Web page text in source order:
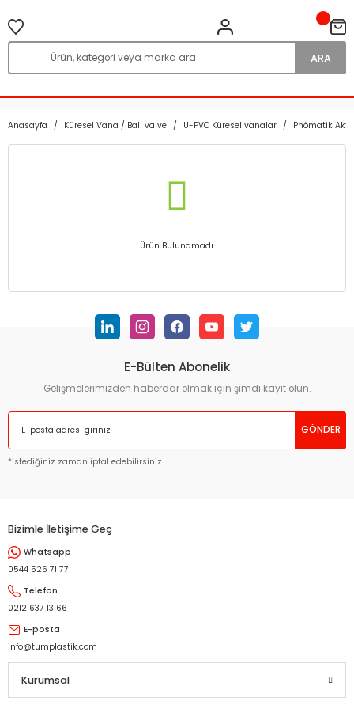
ARA
Anasayfa Küresel Vana / Ball valve U-PVC Küresel vanalar Pnömatik
Ürün Bulunamadı.
E-Bülten Abonelik
Gelişmelerimizden haberdar olmak için şimdi kayıt olun.
GÖNDER
*istediğiniz zaman iptal edebilirsiniz.
Bizimle İletişime Geç
Whatsapp
0544 526 71 77
Telefon
0212 637 13 66
E-posta
info@tumplastik.com
Kurumsal